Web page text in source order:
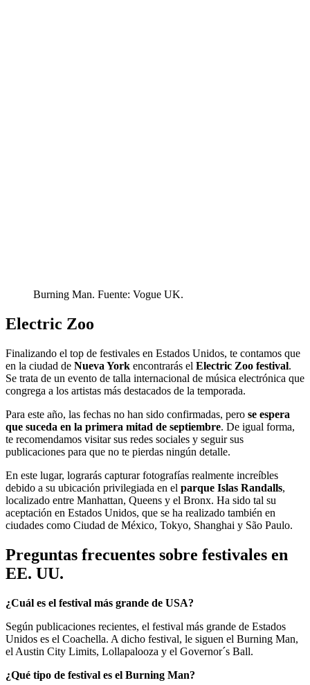
Burning Man. Fuente: Vogue UK.
Electric Zoo
Finalizando el top de festivales en Estados Unidos, te contamos que
en la ciudad de Nueva York encontrarás el Electric Zoo festival.
Se trata de un evento de talla internacional de música electrónica que
congrega a los artistas más destacados de la temporada.
Para este año, las fechas no han sido confirmadas, pero se espera
que suceda en la primera mitad de septiembre. De igual forma,
te recomendamos visitar sus redes sociales y seguir sus
publicaciones para que no te pierdas ningún detalle.
En este lugar, lograrás capturar fotografías realmente increíbles
debido a su ubicación privilegiada en el parque Islas Randalls,
localizado entre Manhattan, Queens y el Bronx. Ha sido tal su
aceptación en Estados Unidos, que se ha realizado también en
ciudades como Ciudad de México, Tokyo, Shanghai y São Paulo.
Preguntas frecuentes sobre festivales en
EE. UU.
¿Cuál es el festival más grande de USA?
Según publicaciones recientes, el festival más grande de Estados
Unidos es el Coachella. A dicho festival, le siguen el Burning Man,
el Austin City Limits, Lollapalooza y el Governor´s Ball.
¿Qué tipo de festival es el Burning Man?